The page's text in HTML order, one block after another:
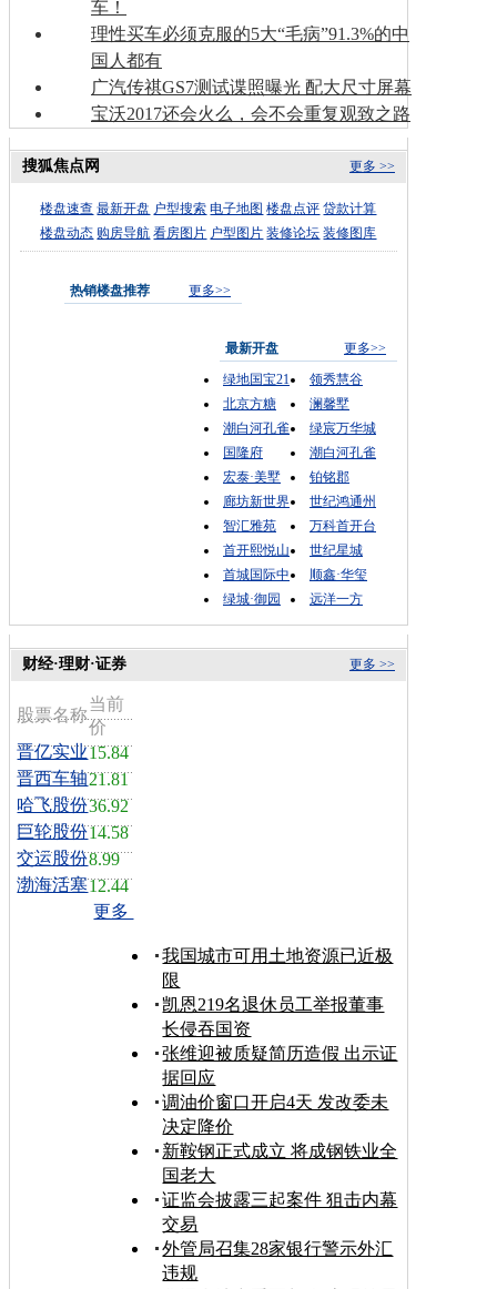
车！
理性买车必须克服的5大“毛病”91.3%的中
国人都有
广汽传祺GS7测试谍照曝光 配大尺寸屏幕
宝沃2017还会火么，会不会重复观致之路
更多 >>
搜狐焦点网
楼盘速查 最新开盘 户型搜索 电子地图 楼盘点评 贷款计算
楼盘动态 购房导航 看房图片 户型图片 装修论坛 装修图库
热销楼盘推荐 更多>>
最新开盘
更多>>
绿地国宝21
领秀慧谷
北京方糖
澜馨墅
潮白河孔雀
绿宸万华城
国隆府
潮白河孔雀
宏泰·美墅
铂铭郡
廊坊新世界
世纪鸿通州
智汇雅苑
万科首开台
首开熙悦山
世纪星城
首城国际中
顺鑫·华玺
绿城·御园
远洋一方
更多 >>
财经·理财·证券
股票名称
当前
价
晋亿实业15.84
晋西车轴21.81
哈飞股份36.92
巨轮股份14.58
交运股份8.99
渤海活塞12.44
更多
我国城市可用土地资源已近极
限
凯恩219名退休员工举报董事
长侵吞国资
张维迎被质疑简历造假 出示证
据回应
调油价窗口开启4天 发改委未
决定降价
新鞍钢正式成立 将成钢铁业全
国老大
证监会披露三起案件 狙击内幕
交易
外管局召集28家银行警示外汇
违规